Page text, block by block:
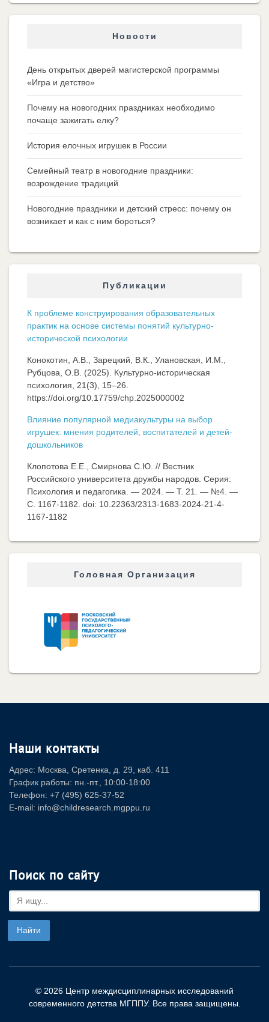
Новости
День открытых дверей магистерской программы
«Игра и детство»
Почему на новогодних праздниках необходимо
почаще зажигать елку?
История елочных игрушек в России
Семейный театр в новогодние праздники:
возрождение традиций
Новогодние праздники и детский стресс: почему он
возникает и как с ним бороться?
Публикации
К проблеме конструирования образовательных
практик на основе системы понятий культурно-
исторической психологии
Конокотин, А.В., Зарецкий, В.К., Улановская, И.М.,
Рубцова, О.В. (2025). Культурно-историческая
психология, 21(3), 15–26.
https://doi.org/10.17759/chp.2025000002
Влияние популярной медиакультуры на выбор
игрушек: мнения родителей, воспитателей и детей-
дошкольников
Клопотова Е.Е., Смирнова С.Ю. // Вестник
Российского университета дружбы народов. Серия:
Психология и педагогика. — 2024. — Т. 21. — №4. —
C. 1167-1182. doi: 10.22363/2313-1683-2024-21-4-
1167-1182
Головная Организация
Наши контакты
Адрес: Москва, Сретенка, д. 29, каб. 411
График работы: пн.-пт., 10:00-18:00
Телефон: +7 (495) 625-37-52
E-mail: info@childresearch.mgppu.ru
Поиск по сайту
© 2026 Центр междисциплинарных исследований
современного детства МГППУ. Все права защищены.